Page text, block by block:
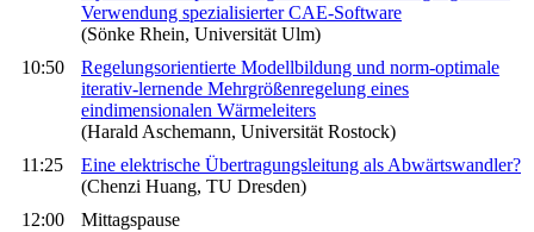
Verwendung spezialisierter CAE-Software
(Sönke Rhein, Universität Ulm)
10:50
Regelungsorientierte Modellbildung und norm-optimale
iterativ-lernende Mehrgrößenregelung eines
eindimensionalen Wärmeleiters
(Harald Aschemann, Universität Rostock)
11:25
Eine elektrische Übertragungsleitung als Abwärtswandler?
(Chenzi Huang, TU Dresden)
12:00
Mittagspause